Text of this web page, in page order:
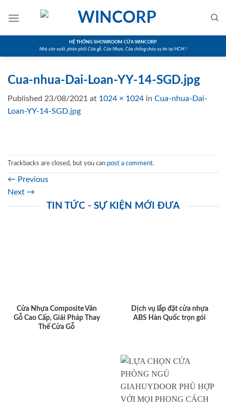
HỆ THỐNG SHOWROOM CỬA WINCORP
Nhà sản xuất, phân phối Cửa gỗ, Cửa Nhựa, Cửa chống cháy uy tín tại HCM !
Cua-nhua-Dai-Loan-YY-14-SGD.jpg
Published 23/08/2021 at 1024 × 1024 in Cua-nhua-Dai-
Loan-YY-14-SGD.jpg
Trackbacks are closed, but you can post a comment.
← Previous
Next →
TIN TỨC - SỰ KIỆN MỚI ĐƯA
Cửa Nhựa Composite Vân
Gỗ Cao Cấp, Giải Pháp Thay
Thế Cửa Gỗ
Dịch vụ lắp đặt cửa nhựa
ABS Hàn Quốc trọn gói